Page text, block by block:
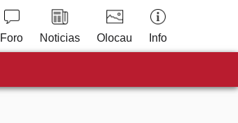
Foro Noticias Olocau Info